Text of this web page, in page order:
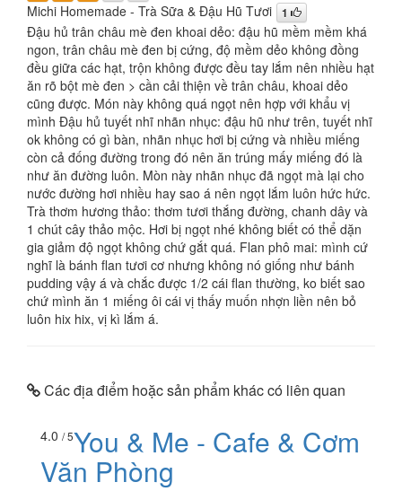
Michi Homemade - Trà Sữa & Đậu Hũ Tươi 1
Đậu hủ trân châu mè đen khoai dẻo: đậu hũ mềm mềm khá
ngon, trân châu mè đen bị cứng, độ mềm dẻo không đồng
đều giữa các hạt, trộn không được đều tay lắm nên nhiều hạt
ăn rõ bột mè đen > cần cải thiện về trân châu, khoai dẻo
cũng được. Món này không quá ngọt nên hợp với khẩu vị
mình Đậu hủ tuyết nhĩ nhãn nhục: đậu hũ như trên, tuyết nhĩ
ok không có gì bàn, nhãn nhục hơi bị cứng và nhiều miếng
còn cả đống đường trong đó nên ăn trúng mấy miếng đó là
như ăn đường luôn. Mòn này nhãn nhục đã ngọt mà lại cho
nước đường hơi nhiều hay sao á nên ngọt lắm luôn hức hức.
Trà thơm hương thảo: thơm tươi thắng đường, chanh dây và
1 chút cây thảo mộc. Hơi bị ngọt nhé không biết có thể dặn
gia giảm độ ngọt không chứ gắt quá. Flan phô mai: mình cứ
nghĩ là bánh flan tươi cơ nhưng không nó giống như bánh
pudding vậy á và chắc được 1/2 cái flan thường, ko biết sao
chứ mình ăn 1 miếng ôi cái vị thấy muốn nhợn liền nên bỏ
luôn hix hix, vị kì lắm á.
Các địa điểm hoặc sản phẩm khác có liên quan
4.0 / 5You & Me - Cafe & Cơm
Văn Phòng